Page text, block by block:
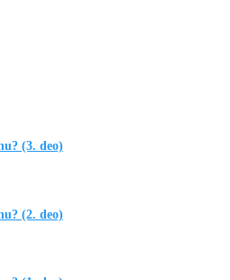
(3. deo)
(2. deo)